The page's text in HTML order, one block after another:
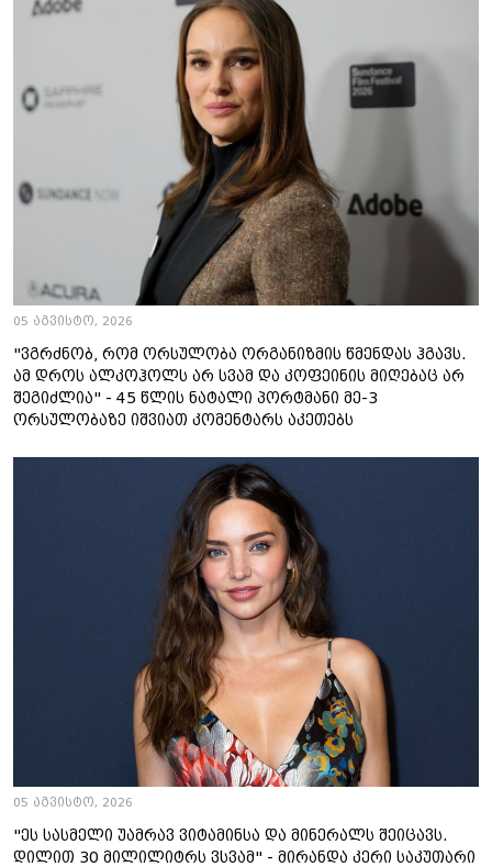
05 აგვისტო, 2026
"ვგრძნობ, რომ ორსულობა ორგანიზმის წმენდას ჰგავს.
ამ დროს ალკოჰოლს არ სვამ და კოფეინის მიღებაც არ
შეგიძლია" - 45 წლის ნატალი პორტმანი მე-3
ორსულობაზე იშვიათ კომენტარს აკეთებს
05 აგვისტო, 2026
"ეს სასმელი უამრავ ვიტამინსა და მინერალს შეიცავს.
დილით 30 მილილიტრს ვსვამ" - მირანდა კერი საკუთარი